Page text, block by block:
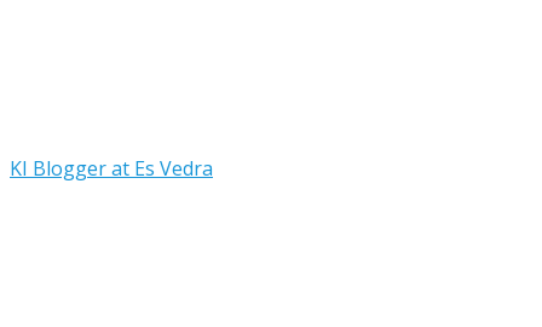
KI Blogger at Es Vedra